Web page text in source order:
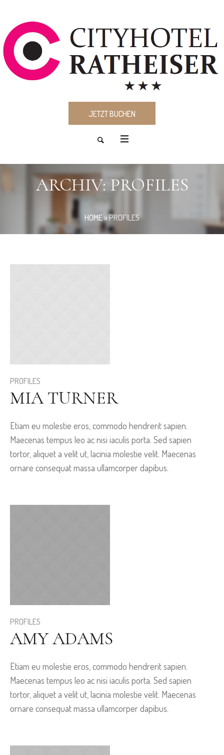
JETZT BUCHEN
ARCHIV: PROFILES
HOME»PROFILES
PROFILES
MIA TURNER
Etiam eu molestie eros, commodo hendrerit sapien.
Maecenas tempus leo ac nisi iaculis porta. Sed sapien
tortor, aliquet a velit ut, lacinia molestie velit. Maecenas
ornare consequat massa ullamcorper dapibus.
PROFILES
AMY ADAMS
Etiam eu molestie eros, commodo hendrerit sapien.
Maecenas tempus leo ac nisi iaculis porta. Sed sapien
tortor, aliquet a velit ut, lacinia molestie velit. Maecenas
ornare consequat massa ullamcorper dapibus.